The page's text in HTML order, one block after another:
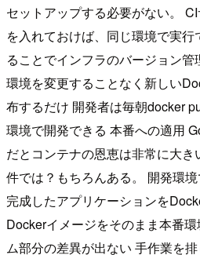
セットアップする必要がない。
を入れておけば、同じ環境で実
ることでインフラのバージョン
環境を変更することなく新しい
布するだけ 開発者は毎朝docker
環境で開発できる 本番への適用
だとコンテナの恩恵は非常に大
件では？もちろんある。 開発環
完成したアプリケーションを
Dockerイメージをそのまま本番
ム部分の差異が出ない 手作業を